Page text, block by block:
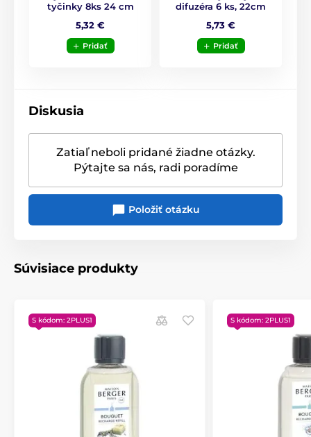
Vyberať môžete z niekoľkých desiatok druhovvôní
pre tyčinkové difúzory
Môžete vyberať z niekoľkých
dizajnových vonných
tyčinky 8ks 24 cm
5,32 €
Pridať
difuzéra 6 ks, 22cm
5,73 €
Pridať
Diskusia
Zatiaľ neboli pridané žiadne otázky.
Pýtajte sa nás, radi poradíme
Položiť otázku
Súvisiace produkty
S kódom: 2PLUS1 S kódom: 2PLUS1